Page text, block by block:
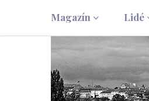
Magazín Lidé